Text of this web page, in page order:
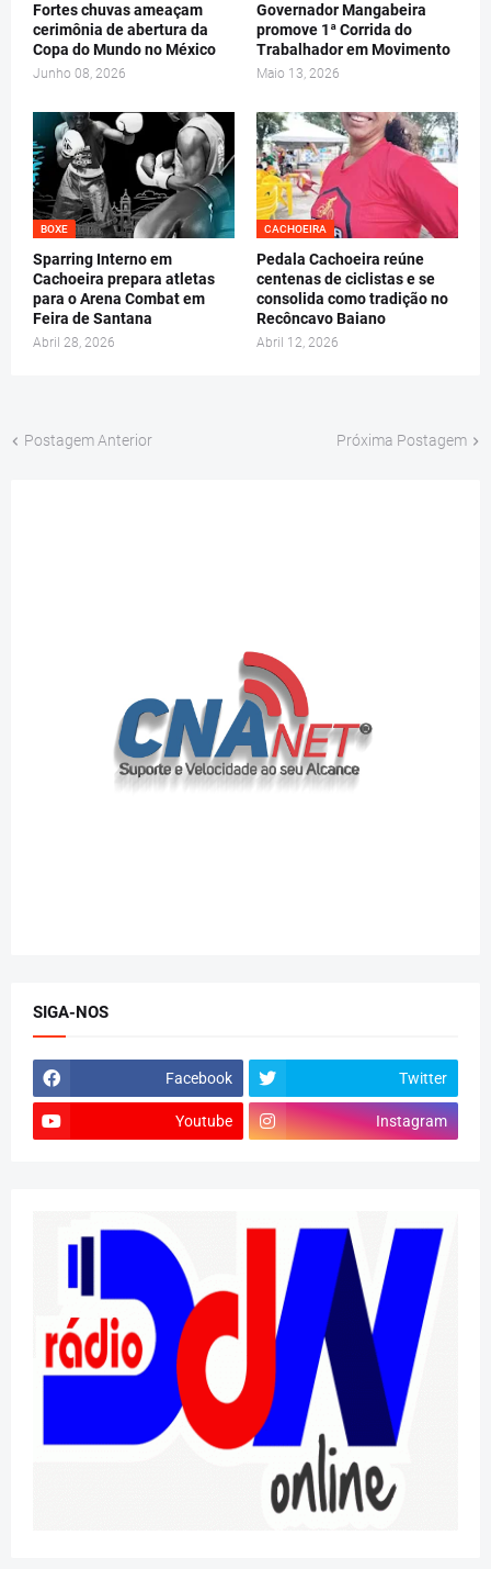
Fortes chuvas ameaçam
cerimônia de abertura da
Copa do Mundo no México
Junho 08, 2026
Governador Mangabeira
promove 1ª Corrida do
Trabalhador em Movimento
Maio 13, 2026
BOXE
Sparring Interno em
Cachoeira prepara atletas
para o Arena Combat em
Feira de Santana
Abril 28, 2026
CACHOEIRA
Pedala Cachoeira reúne
centenas de ciclistas e se
consolida como tradição no
Recôncavo Baiano
Abril 12, 2026
Postagem Anterior Próxima Postagem
SIGA-NOS
Facebook Twitter
Youtube Instagram